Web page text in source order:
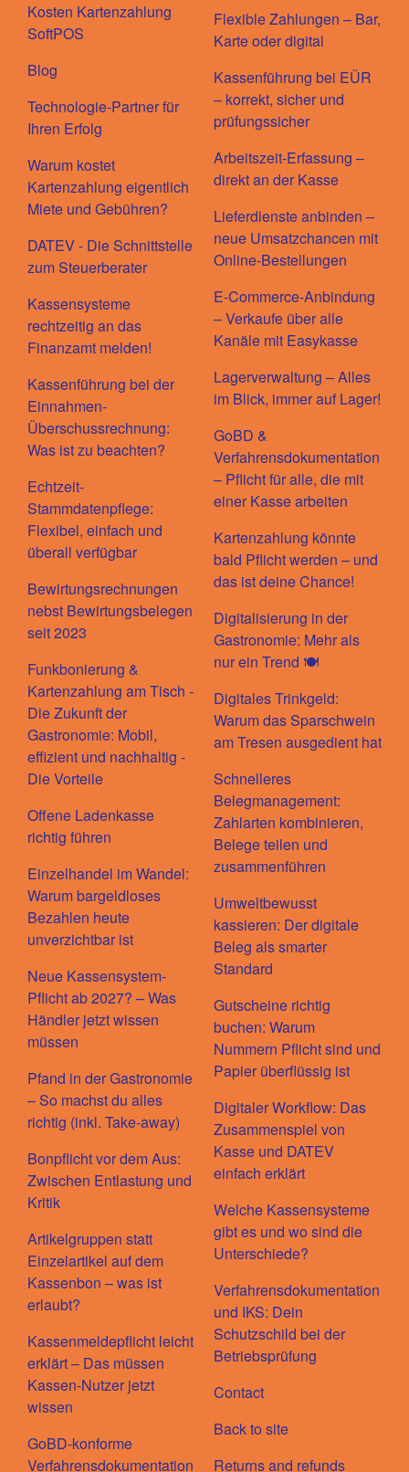
Kosten Kartenzahlung
SoftPOS
Blog
Technologie-Partner für
Ihren Erfolg
Warum kostet
Kartenzahlung eigentlich
Miete und Gebühren?
DATEV - Die Schnittstelle
zum Steuerberater
Kassensysteme
rechtzeitig an das
Finanzamt melden!
Kassenführung bei der
Einnahmen-
Überschussrechnung:
Was ist zu beachten?
Echtzeit-
Stammdatenpflege:
Flexibel, einfach und
überall verfügbar
Bewirtungsrechnungen
nebst Bewirtungsbelegen
seit 2023
Funkbonierung &
Kartenzahlung am Tisch -
Die Zukunft der
Gastronomie: Mobil,
effizient und nachhaltig -
Die Vorteile
Offene Ladenkasse
richtig führen
Einzelhandel im Wandel:
Warum bargeldloses
Bezahlen heute
unverzichtbar ist
Neue Kassensystem-
Pflicht ab 2027? – Was
Händler jetzt wissen
müssen
Pfand in der Gastronomie
– So machst du alles
richtig (inkl. Take-away)
Bonpflicht vor dem Aus:
Zwischen Entlastung und
Kritik
Artikelgruppen statt
Einzelartikel auf dem
Kassenbon – was ist
erlaubt?
Kassenmeldepflicht leicht
erklärt – Das müssen
Kassen-Nutzer jetzt
wissen
GoBD-konforme
Verfahrensdokumentation
Flexible Zahlungen – Bar,
Karte oder digital
Kassenführung bei EÜR
– korrekt, sicher und
prüfungssicher
Arbeitszeit-Erfassung –
direkt an der Kasse
Lieferdienste anbinden –
neue Umsatzchancen mit
Online-Bestellungen
E-Commerce-Anbindung
– Verkaufe über alle
Kanäle mit Easykasse
Lagerverwaltung – Alles
im Blick, immer auf Lager!
GoBD &
Verfahrensdokumentation
– Pflicht für alle, die mit
einer Kasse arbeiten
Kartenzahlung könnte
bald Pflicht werden – und
das ist deine Chance!
Digitalisierung in der
Gastronomie: Mehr als
nur ein Trend 🍽️
Digitales Trinkgeld:
Warum das Sparschwein
am Tresen ausgedient hat
Schnelleres
Belegmanagement:
Zahlarten kombinieren,
Belege teilen und
zusammenführen
Umweltbewusst
kassieren: Der digitale
Beleg als smarter
Standard
Gutscheine richtig
buchen: Warum
Nummern Pflicht sind und
Papier überflüssig ist
Digitaler Workflow: Das
Zusammenspiel von
Kasse und DATEV
einfach erklärt
Welche Kassensysteme
gibt es und wo sind die
Unterschiede?
Verfahrensdokumentation
und IKS: Dein
Schutzschild bei der
Betriebsprüfung
Contact
Back to site
Returns and refunds